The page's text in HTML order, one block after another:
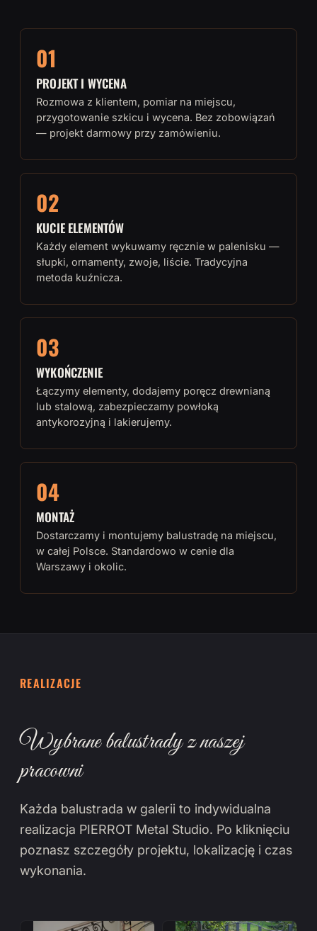
01
PROJEKT I WYCENA
Rozmowa z klientem, pomiar na miejscu,
przygotowanie szkicu i wycena. Bez zobowiązań
— projekt darmowy przy zamówieniu.
02
KUCIE ELEMENTÓW
Każdy element wykuwamy ręcznie w palenisku —
słupki, ornamenty, zwoje, liście. Tradycyjna
metoda kuźnicza.
03
WYKOŃCZENIE
Łączymy elementy, dodajemy poręcz drewnianą
lub stalową, zabezpieczamy powłoką
antykorozyjną i lakierujemy.
04
MONTAŻ
Dostarczamy i montujemy balustradę na miejscu,
w całej Polsce. Standardowo w cenie dla
Warszawy i okolic.
REALIZACJE
Wybrane balustrady z naszej
pracowni
Każda balustrada w galerii to indywidualna
realizacja PIERROT Metal Studio. Po kliknięciu
poznasz szczegóły projektu, lokalizację i czas
wykonania.